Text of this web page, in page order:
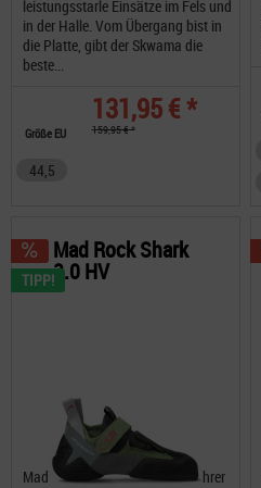
leistungsstarle Einsätze im Fels und
in der Halle. Vom Übergang bist in
die Platte, gibt der Skwama die
beste...
131,95 € *
159,95 € *
Größe EU
44,5
TIPP!
Mad Rock Shark 3.0 HV ein wahrer
Mad Rock Shark
3.0 HV